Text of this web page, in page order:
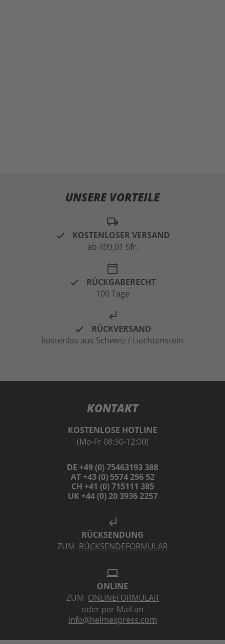
UNSERE VORTEILE
local_shipping
KOSTENLOSER VERSAND
ab 499,01 Sfr.
calendar_today
RÜCKGABERECHT
100 Tage
subdirectory_arrow_left
RÜCKVERSAND
kostenlos aus Schweiz / Liechtenstein
KONTAKT
KOSTENLOSE HOTLINE
(Mo-Fr 08:30-12:00)
DE +49 (0) 75463193 388
AT +43 (0) 5574 256 52
CH +41 (0) 715111 385
UK +44 (0) 20 3936 2257
subdirectory_arrow_left
RÜCKSENDUNG
ZUM RÜCKSENDEFORMULAR
laptop
ONLINE
ZUM ONLINEFORMULAR
oder per Mail an
info@helmexpress.com